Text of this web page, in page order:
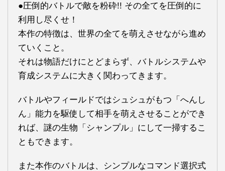
●圧倒的バトルで敵を粉砕!! その全てを圧倒的に
利用し尽くせ！
本作の特徴は、世界の全てを萌えさせながら進め
ていくこと。
それは物語だけにとどまらず、バトルシステムや
育成システムに大きく関わってきます。
バトルやフィールドではシュシュがもつ「へんし
ん」能力を駆使して相手を萌えさせることができ
れば、謎の生物「シャンプル」にして一掃するこ
ともできます。
また本作のバトルは、シンプルなコマンド選択式